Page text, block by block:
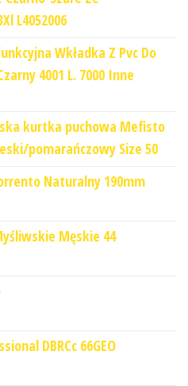
L4052006
Wkładka Z Pvc Do
4001 L. 7000 Inne
kurtka puchowa Mefisto
pomarańczowy Size 50
Naturalny 190mm
Męskie 44
DBRCc 66GEO